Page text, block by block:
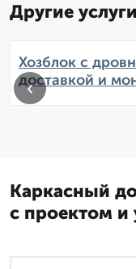
Другие услуги
Хозблок с
доставкой и
‹
Каркасный
с проектом и